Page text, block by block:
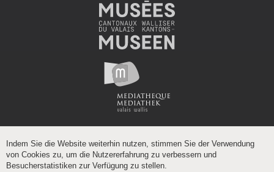
Indem Sie die Website weiterhin nutzen, stimmen Sie der Verwendung
von Cookies zu, um die Nutzererfahrung zu verbessern und
Besucherstatistiken zur Verfügung zu stellen.